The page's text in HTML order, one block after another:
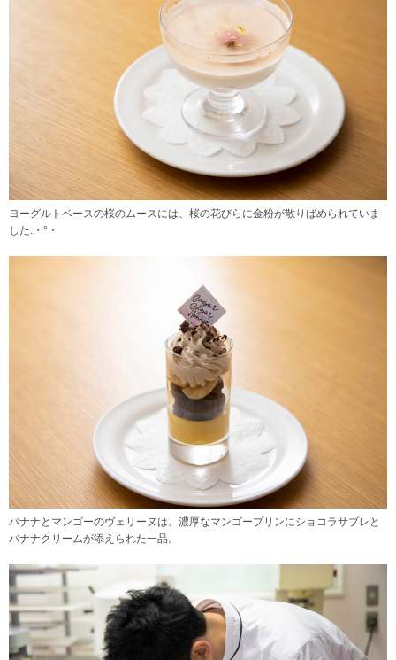
ヨーグルトベースの桜のムースには、桜の花びらに金粉が散りばめられていま
した.・°・
バナナとマンゴーのヴェリーヌは、濃厚なマンゴープリンにショコラサブレと
バナナクリームが添えられた一品。